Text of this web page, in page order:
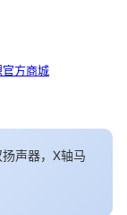
官方商城
声器，X轴马